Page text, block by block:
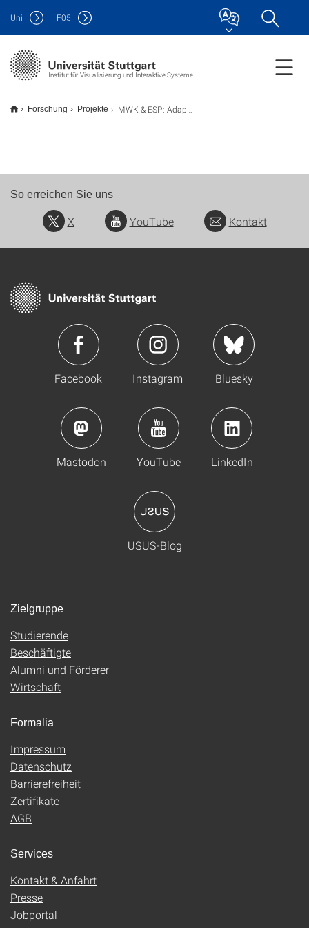
Institut für Visualisierung und Interaktive Systeme
Uni F05
Forschung Projekte MWK & ESP: Adaptive Visual Analytics for Open Data
So erreichen Sie uns
X YouTube Kontakt
Facebook Instagram Bluesky
Mastodon YouTube LinkedIn
USUS-Blog
Zielgruppe
Studierende
Beschäftigte
Alumni und Förderer
Wirtschaft
Formalia
Impressum
Datenschutz
Barrierefreiheit
Zertifikate
AGB
Services
Kontakt & Anfahrt
Presse
Jobportal